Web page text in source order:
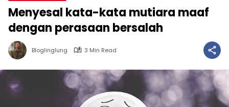
Menyesal kata-kata mutiara maaf
dengan perasaan bersalah
Bloglinglung 3 Min Read